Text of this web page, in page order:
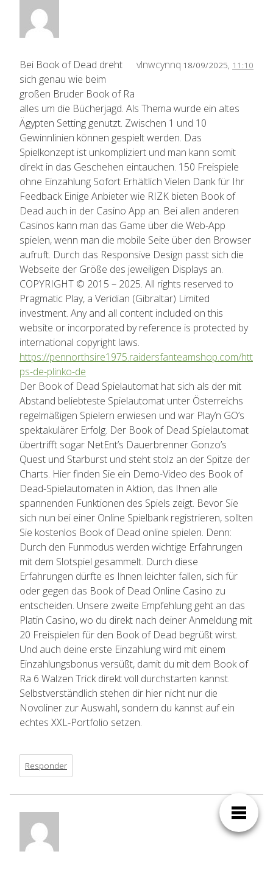
vlnwcynnq 18/09/2025, 11:10
Bei Book of Dead dreht
sich genau wie beim
großen Bruder Book of Ra
alles um die Bücherjagd. Als Thema wurde ein altes
Ägypten Setting genutzt. Zwischen 1 und 10
Gewinnlinien können gespielt werden. Das
Spielkonzept ist unkompliziert und man kann somit
direkt in das Geschehen eintauchen. 150 Freispiele
ohne Einzahlung Sofort Erhältlich Vielen Dank für Ihr
Feedback Einige Anbieter wie RIZK bieten Book of
Dead auch in der Casino App an. Bei allen anderen
Casinos kann man das Game über die Web-App
spielen, wenn man die mobile Seite über den Browser
aufruft. Durch das Responsive Design passt sich die
Webseite der Größe des jeweiligen Displays an.
COPYRIGHT © 2015 – 2025. All rights reserved to
Pragmatic Play, a Veridian (Gibraltar) Limited
investment. Any and all content included on this
website or incorporated by reference is protected by
international copyright laws.
https://pennorthsire1975.raidersfanteamshop.com/htt
ps-de-plinko-de
Der Book of Dead Spielautomat hat sich als der mit
Abstand beliebteste Spielautomat unter Österreichs
regelmäßigen Spielern erwiesen und war Play’n GO’s
spektakulärer Erfolg. Der Book of Dead Spielautomat
übertrifft sogar NetEnt’s Dauerbrenner Gonzo’s
Quest und Starburst und steht stolz an der Spitze der
Charts. Hier finden Sie ein Demo-Video des Book of
Dead-Spielautomaten in Aktion, das Ihnen alle
spannenden Funktionen des Spiels zeigt. Bevor Sie
sich nun bei einer Online Spielbank registrieren, sollten
Sie kostenlos Book of Dead online spielen. Denn:
Durch den Funmodus werden wichtige Erfahrungen
mit dem Slotspiel gesammelt. Durch diese
Erfahrungen dürfte es Ihnen leichter fallen, sich für
oder gegen das Book of Dead Online Casino zu
entscheiden. Unsere zweite Empfehlung geht an das
Platin Casino, wo du direkt nach deiner Anmeldung mit
20 Freispielen für den Book of Dead begrüßt wirst.
Und auch deine erste Einzahlung wird mit einem
Einzahlungsbonus versüßt, damit du mit dem Book of
Ra 6 Walzen Trick direkt voll durchstarten kannst.
Selbstverständlich stehen dir hier nicht nur die
Novoliner zur Auswahl, sondern du kannst auf ein
echtes XXL-Portfolio setzen.
Responder